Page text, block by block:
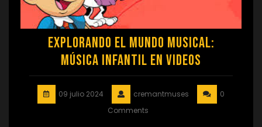
Explorando el Mundo Musical:
Música Infantil en Videos
09 julio 2024 cremantmuses
0
Comments